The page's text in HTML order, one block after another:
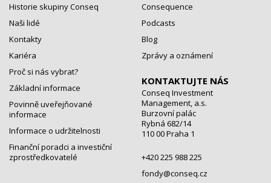
Historie skupiny Conseq
Naši lidé
Kontakty
Kariéra
Proč si nás vybrat?
Základní informace
Povinně uveřejňované
informace
Informace o udržitelnosti
Finanční poradci a investiční
zprostředkovatelé
Consequence
Podcasts
Blog
Zprávy a oznámení
KONTAKTUJTE NÁS
Conseq Investment
Management, a.s.
Burzovní palác
Rybná 682/14
110 00 Praha 1
+420 225 988 225
fondy@conseq.cz